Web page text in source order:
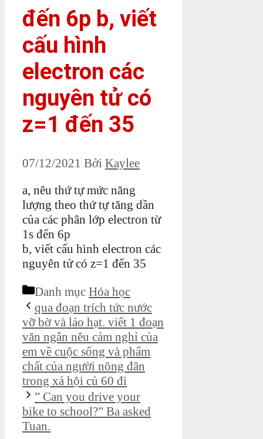
đến 6p b, viết
cấu hình
electron các
nguyên tử có
z=1 đến 35
07/12/2021 Bởi Kaylee
a, nêu thứ tự mức năng
lượng theo thứ tự tăng dần
của các phân lớp electron từ
1s đến 6p
b, viết cấu hình electron các
nguyên tử có z=1 đến 35
Danh mục Hóa học
qua đoạn trích tức nước
vỡ bờ và lảo hạt. viết 1 đoạn
văn ngắn nêu cảm nghỉ của
em về cuộc sống và phẩm
chất của người nông đân
trong xả hội củ 60 đi
” Can you drive your
bike to school?” Ba asked
Tuan.